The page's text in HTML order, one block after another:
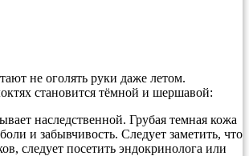
не оголять руки даже летом.
становится тёмной и шершавой:
наследственной. Грубая темная кожа
и забывчивость. Следует заметить, что
следует посетить эндокринолога или